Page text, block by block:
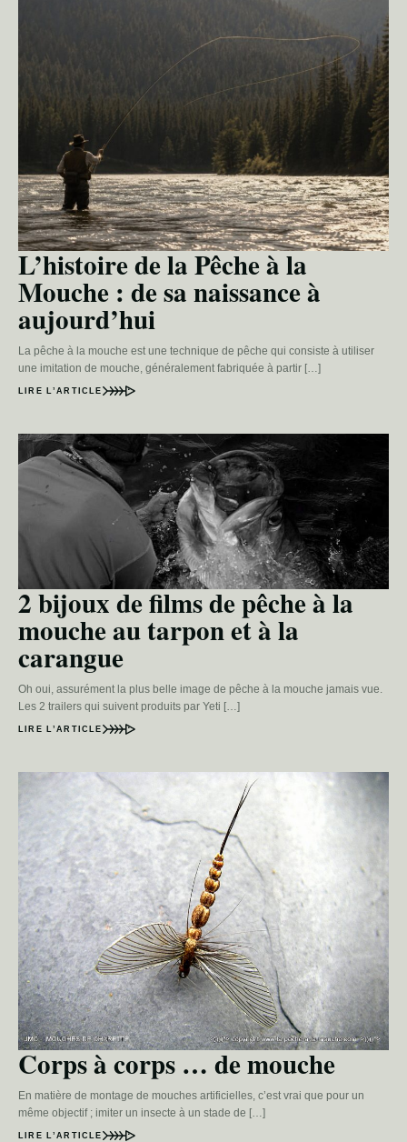
L’histoire de la Pêche à la
Mouche : de sa naissance à
aujourd’hui
La pêche à la mouche est une technique de pêche qui consiste à utiliser
une imitation de mouche, généralement fabriquée à partir […]
LIRE L’ARTICLE
2 bijoux de films de pêche à la
mouche au tarpon et à la
carangue
Oh oui, assurément la plus belle image de pêche à la mouche jamais vue.
Les 2 trailers qui suivent produits par Yeti […]
LIRE L’ARTICLE
Corps à corps … de mouche
En matière de montage de mouches artificielles, c’est vrai que pour un
même objectif ; imiter un insecte à un stade de […]
LIRE L’ARTICLE